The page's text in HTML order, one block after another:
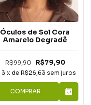
Óculos de Sol Cora
Amarelo Degradê
R$99,90 R$79,90
3 x deR$26,63 sem juros
COMPRAR